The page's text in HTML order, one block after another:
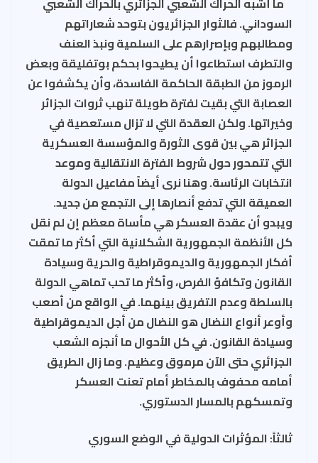
السوداني. فالثوار الجزائريون بتوحد شعاراتهم
ومطالبهم وبإصرارهم على السلمية ونبذ العنف
والتطرف استطاعوا أن يطيحوا بحكم بوتفليقة وبعض
الرموز من الطبقة الحاكمة الفاسدة، وأن يكشفوا عن
العصابة التي بقيت لفترة طويلة تنهب ثروات الجزائر
وخيراتها. ولكن العقدة التي لا تزال مستعصية في
الجزائر هي بين قوى الثورة والمؤسسة العسكرية
التي تتمحور حول شروط الفترة الانتقالية وموعد
انتخابات الرئاسة. وهنا نرى أيضاً مفاعيل الدولة
العميقة التي تدفع أنصارها إلى التجمع من جديد.
ويبدو أن عقدة العسكر هي مأساة معظم إن لم نقل
كل الأنظمة الجمهورية الشكلانية التي أكثر ما تمقت
أفكار الجمهورية والديموقراطية والحرية وسيادة
القانون وتكافؤ الفرص، وأكثر ما تحب تماهي الدولة
بالسلطة وعدم التفريق بينهما. في الواقع من أصعب
وأوعر أنواع النضال هو النضال من أجل الديموقراطية
وسيادة القانون. في كل الأحوال ما أنجزه الشعب
الجزائري حتى الآن مرموق وعظيم. وما زال الطريق
أمامه محفوف بالمخاطر أمام تعنت العسكر
وتمسكهم بالمسار الدستوري.
ثالثاً: المؤثرات الدولية في الوضع السوري